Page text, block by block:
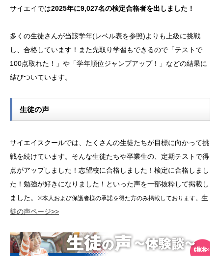
サイエイでは2025年に9,027名の検定合格者を出しました！
多くの生徒さんが当該学年(レベル表を参照)よりも上級に挑戦
し、合格しています！また先取り学習もできるので「テストで
100点取れた！」や「学年順位ジャンプアップ！」などの結果に
結びついています。
生徒の声
サイエイスクールでは、たくさんの生徒たちが目標に向かって挑
戦を続けています。そんな生徒たちや卒業生の、定期テストで得
点がアップしました！志望校に合格しました！検定に合格しまし
た！勉強が好きになりました！といった声を一部抜粋して掲載し
ました。
※本人および保護者様の承諾を得た方のみ掲載しております。 生
徒の声ページ>>